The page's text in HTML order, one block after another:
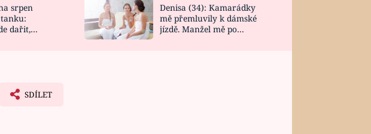
DESIGN
srpen
dařit,
Denisa (34): Kamarádky
mě přemluvily k dámské
jízdě. Manžel mě po
SDÍLET